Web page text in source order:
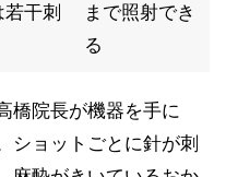
干刺
まで照射でき
る
橋院長が機器を手に
ショットごとに針が刺